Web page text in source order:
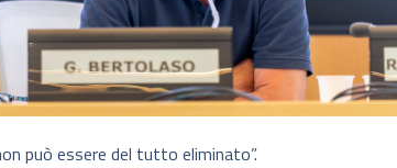
può essere del tutto eliminato”.